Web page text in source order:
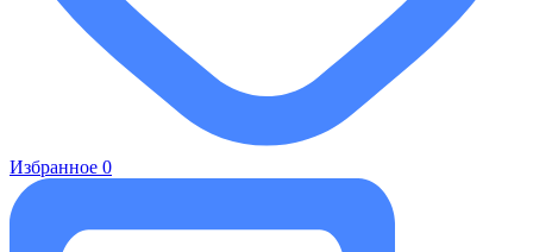
Избранное 0